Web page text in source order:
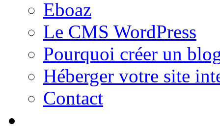
Eboaz
Le CMS WordPress
Pourquoi créer un
Héberger votre site
Contact